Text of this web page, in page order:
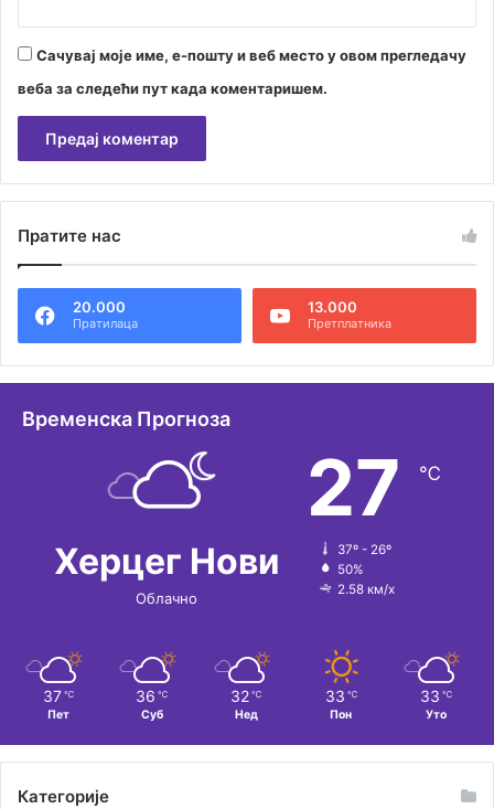
Сачувај моје име, е-пошту и веб место у овом прегледачу
веба за следећи пут када коментаришем.
т
н
т
Пратите нас
20.000
Пратилаца
13.000
Претплатника
Временска Прогноза
Херцег Нови
Облачно
27 ℃
37º - 26º
50%
2.58 км/х
37 ℃
Пет
36 ℃
Суб
32 ℃
Нед
33 ℃
Пон
33 ℃
Уто
Категорије